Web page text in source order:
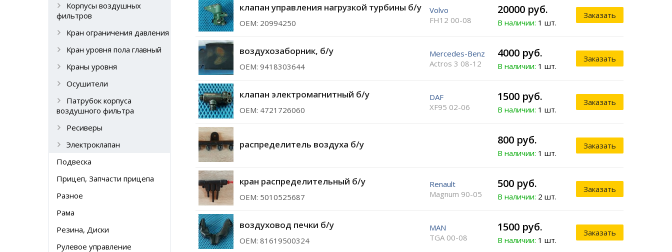
Корпусы воздушных
фильтров
Кран ограничения давления
Кран уровня пола главный
Краны уровня
Осушители
Патрубок корпуса
воздушного фильтра
Ресиверы
Электроклапан
Подвеска
Прицеп, Запчасти прицепа
Разное
Рама
Резина, Диски
Рулевое управление
клапан управления нагрузкой турбины б/у
ОЕМ: 20994250
Volvo
FH12 00-08
20000 руб.
В наличии: 1 шт.
Заказать
воздухозаборник, б/у
ОЕМ: 9418303644
Mercedes-Benz
Actros 3 08-12
4000 руб.
В наличии: 1 шт.
Заказать
клапан электромагнитный б/у
ОЕМ: 4721726060
DAF
XF95 02-06
1500 руб.
В наличии: 1 шт.
Заказать
распределитель воздуха б/у 800 руб.
В наличии: 1 шт.
Заказать
кран распределительный б/у
ОЕМ: 5010525687
Renault
Magnum 90-05
500 руб.
В наличии: 2 шт.
Заказать
воздуховод печки б/у
ОЕМ: 81619500324
MAN
TGA 00-08
1500 руб.
В наличии: 1 шт.
Заказать